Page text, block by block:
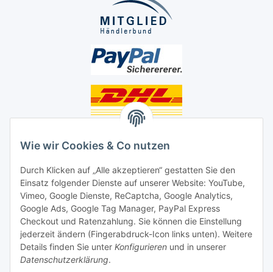
Wie wir Cookies & Co nutzen
Durch Klicken auf „Alle akzeptieren“ gestatten Sie den
Einsatz folgender Dienste auf unserer Website: YouTube,
Vimeo, Google Dienste, ReCaptcha, Google Analytics,
Google Ads, Google Tag Manager, PayPal Express
Checkout und Ratenzahlung. Sie können die Einstellung
jederzeit ändern (Fingerabdruck-Icon links unten). Weitere
Details finden Sie unter Konfigurieren und in unserer
Datenschutzerklärung.
Social Media
Unsere Dienstleistungen
Lampenreparatur
Lichtservice für Senioren